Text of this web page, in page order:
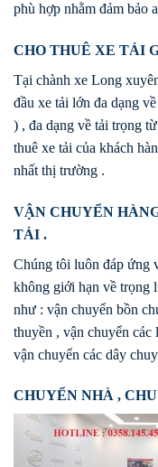
phù hợp nhằm đảm bảo
CHO THUÊ XE TẢI
Tại chành xe Long
đầu xe tải lớn đa dạng
) , đa dạng về tải trọng
thuê xe tải của khách
nhất thị trường .
VẬN CHUYỂN
TẢI .
Chúng tôi luôn đáp ứng
không giới hạn về trọng
như : vận chuyển bồn
thuyền , vận chuyển
vận chuyển các dây
CHUYỂN NHÀ ,